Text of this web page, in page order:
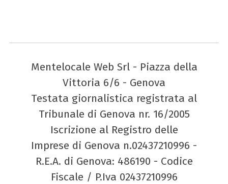
Mentelocale Web Srl - Piazza della
Vittoria 6/6 - Genova
Testata giornalistica registrata al
Tribunale di Genova nr. 16/2005
Iscrizione al Registro delle
Imprese di Genova n.02437210996 -
R.E.A. di Genova: 486190 - Codice
Fiscale / P.Iva 02437210996